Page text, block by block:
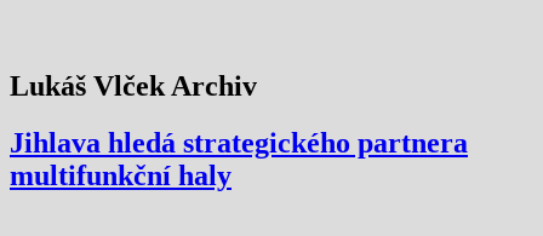
Lukáš Vlček Archiv
Jihlava hledá strategického partnera
multifunkční haly